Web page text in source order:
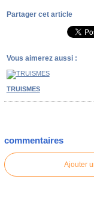
Partager cet article
Vous aimerez aussi :
TRUISMES
commentaires
Ajouter